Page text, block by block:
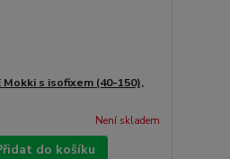
s isofixem (40-150),
Není skladem
do košíku